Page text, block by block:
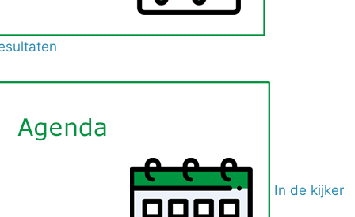
In de kijker